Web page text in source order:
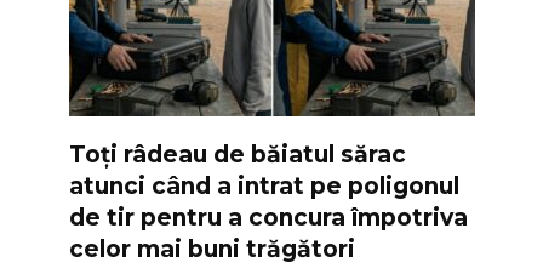
Toți râdeau de băiatul sărac
atunci când a intrat pe poligonul
de tir pentru a concura împotriva
celor mai buni trăgători